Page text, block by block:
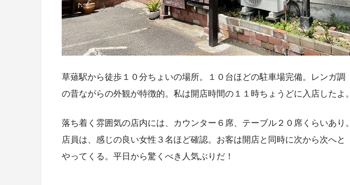
草薙駅から徒歩１０分ちょいの場所。１０台ほどの駐車場完備。レンガ調
の昔ながらの外観が特徴的。私は開店時間の１１時ちょうどに入店したよ。
落ち着く雰囲気の店内には、カウンター６席、テーブル２０席くらいあり。
店員は、感じの良い女性３名ほど確認。お客は開店と同時に次から次へと
やってくる。平日から驚くべき人気ぶりだ！